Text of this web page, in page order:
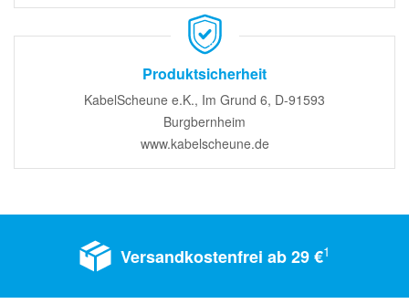
Produktsicherheit
KabelScheune e.K., Im Grund 6, D-91593
Burgbernheim
www.kabelscheune.de
Versandkostenfrei ab 29 €1